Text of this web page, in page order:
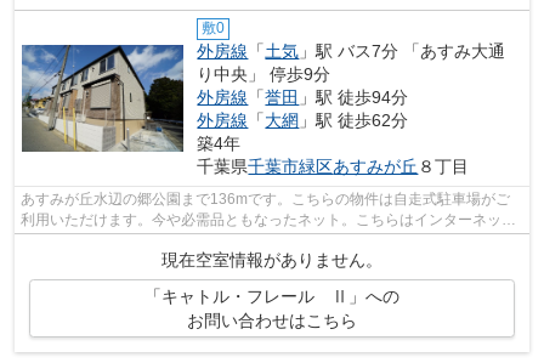
敷0
外房線 「土気 」駅 バス7分 「あすみ大通
り中央」 停歩9分
外房線 「誉田 」駅 徒歩94分
外房線 「大網 」駅 徒歩62分
築4年
千葉県千葉市緑区あすみが丘 ８丁目
あすみが丘水辺の郷公園まで136mです。こちらの物件は自走式駐車場がご
利用いただけます。今や必需品ともなったネット。こちらはインターネット
現在空室情報がありません。
「キャトル・フレール Ⅱ」への
お問い合わせはこちら